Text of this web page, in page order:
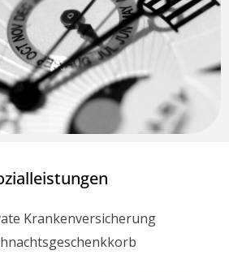
Krankenversicherung